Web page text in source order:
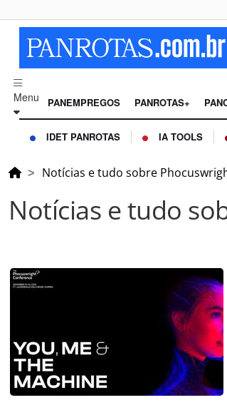
Menu PANEMPREGOS PANROTAS+
IDET PANROTAS IA TOOLS
Notícias e tudo sobre
Notícias e tudo